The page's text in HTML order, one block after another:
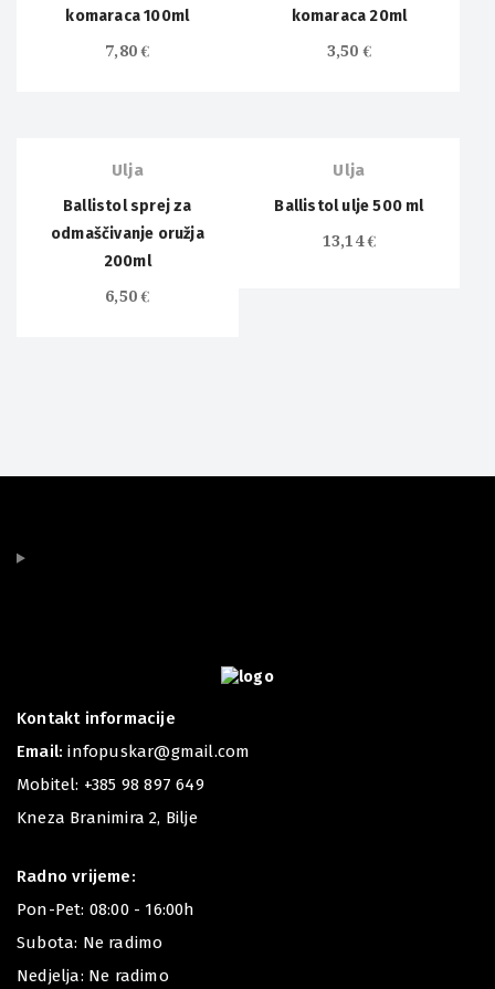
komaraca 100ml
7,80€
komaraca 20ml
3,50€
Ulja
Ballistol sprej za
odmaščivanje oružja
200ml
6,50€
Ulja
Ballistol ulje 500 ml
13,14€
Kontakt informacije
Email:infopuskar@gmail.com
Mobitel: +385 98 897 649
Kneza Branimira 2, Bilje
Radno vrijeme:
Pon-Pet: 08:00 - 16:00h
Subota: Ne radimo
Nedjelja: Ne radimo